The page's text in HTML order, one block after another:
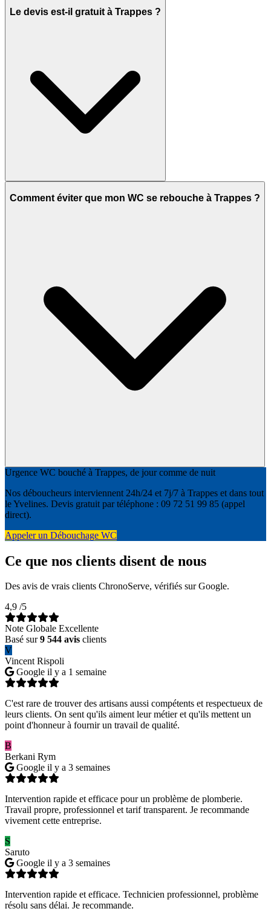
Le devis est-il gratuit à Trappes ?
Comment éviter que mon WC se rebouche à Trappes ?
Urgence WC bouché à Trappes, de jour comme de nuit
Nos déboucheurs interviennent 24h/24 et 7j/7 à Trappes et dans tout
le Yvelines. Devis gratuit par téléphone : 09 72 51 99 85 (appel
direct).
Appeler un Débouchage WC
Ce que nos clients disent de nous
Des avis de vrais clients ChronoServe, vérifiés sur Google.
4,9 /5
Note Globale Excellente
Basé sur9 544 avis clients
V
Vincent Rispoli
Google il y a 1 semaine
C'est rare de trouver des artisans aussi compétents et respectueux de
leurs clients. On sent qu'ils aiment leur métier et qu'ils mettent un
point d'honneur à fournir un travail de qualité.
B
Berkani Rym
Google il y a 3 semaines
Intervention rapide et efficace pour un problème de plomberie.
Travail propre, professionnel et tarif transparent. Je recommande
vivement cette entreprise.
S
Saruto
Google il y a 3 semaines
Intervention rapide et efficace. Technicien professionnel, problème
résolu sans délai. Je recommande.